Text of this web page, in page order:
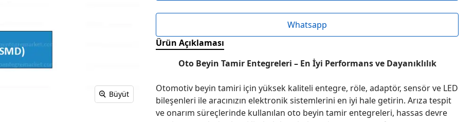
Büyüt
Whatsapp
Ürün Açıklaması
Oto Beyin Tamir Entegreleri – En İyi Performans ve Dayanıklılık
Otomotiv beyin tamiri için yüksek kaliteli entegre, röle, adaptör, sensör ve LED
bileşenleri ile aracınızın elektronik sistemlerini en iyi hale getirin. Arıza tespit
ve onarım süreçlerinde kullanılan oto beyin tamir entegreleri, hassas devre